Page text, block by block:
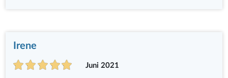
Irene
Juni 2021